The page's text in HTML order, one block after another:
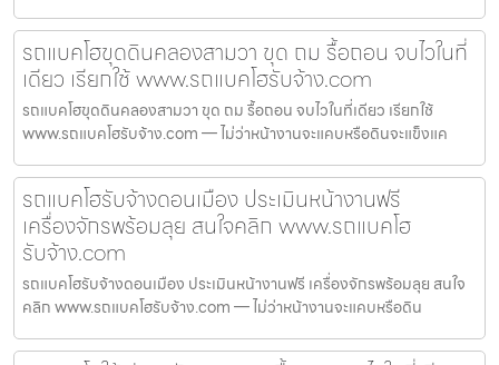
รถแบคโฮขุดดินคลองสามวา ขุด ถม รื้อถอน จบไวในที่
เดียว เรียกใช้ www.รถแบคโฮรับจ้าง.com
รถแบคโฮขุดดินคลองสามวา ขุด ถม รื้อถอน จบไวในที่เดียว เรียกใช้
www.รถแบคโฮรับจ้าง.com — ไม่ว่าหน้างานจะแคบหรือดินจะแข็งแค
รถแบคโฮรับจ้างดอนเมือง ประเมินหน้างานฟรี
เครื่องจักรพร้อมลุย สนใจคลิก www.รถแบคโฮ
รับจ้าง.com
รถแบคโฮรับจ้างดอนเมือง ประเมินหน้างานฟรี เครื่องจักรพร้อมลุย สนใจ
คลิก www.รถแบคโฮรับจ้าง.com — ไม่ว่าหน้างานจะแคบหรือดิน